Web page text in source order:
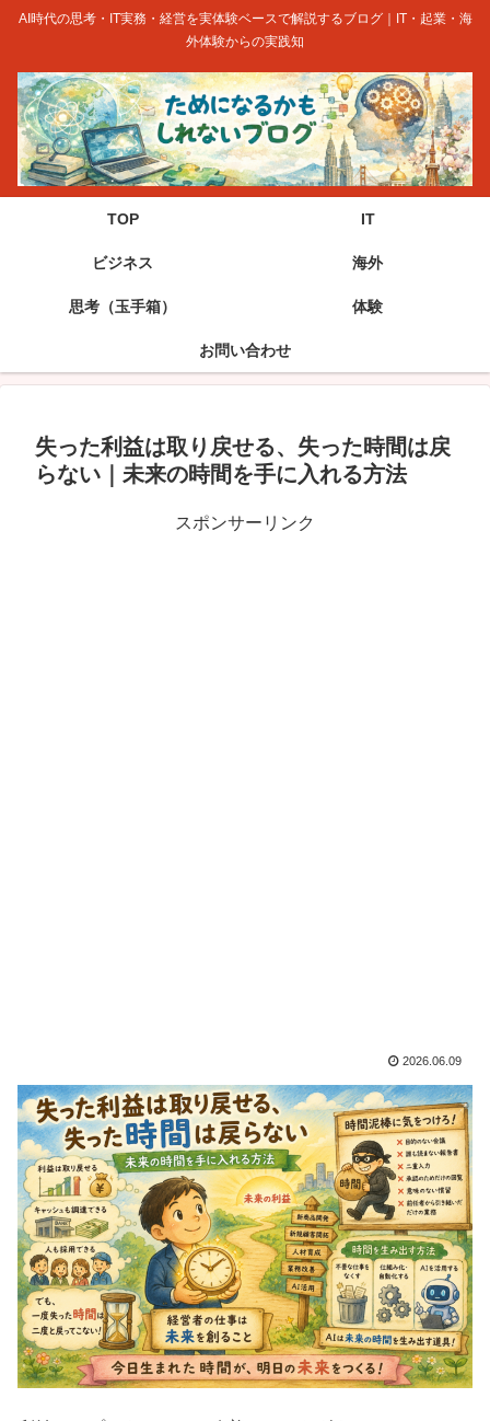
AI時代の思考・IT実務・経営を実体験ベースで解説するブログ｜IT・起業・海
外体験からの実践知
TOP IT
ビジネス 海外
思考（玉手箱） 体験
お問い合わせ
失った利益は取り戻せる、失った時間は戻
らない｜未来の時間を手に入れる方法
スポンサーリンク
2026.06.09